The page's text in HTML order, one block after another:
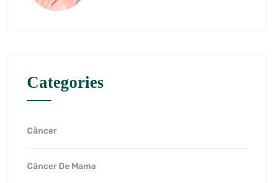
Categories
Câncer
Câncer De Mama